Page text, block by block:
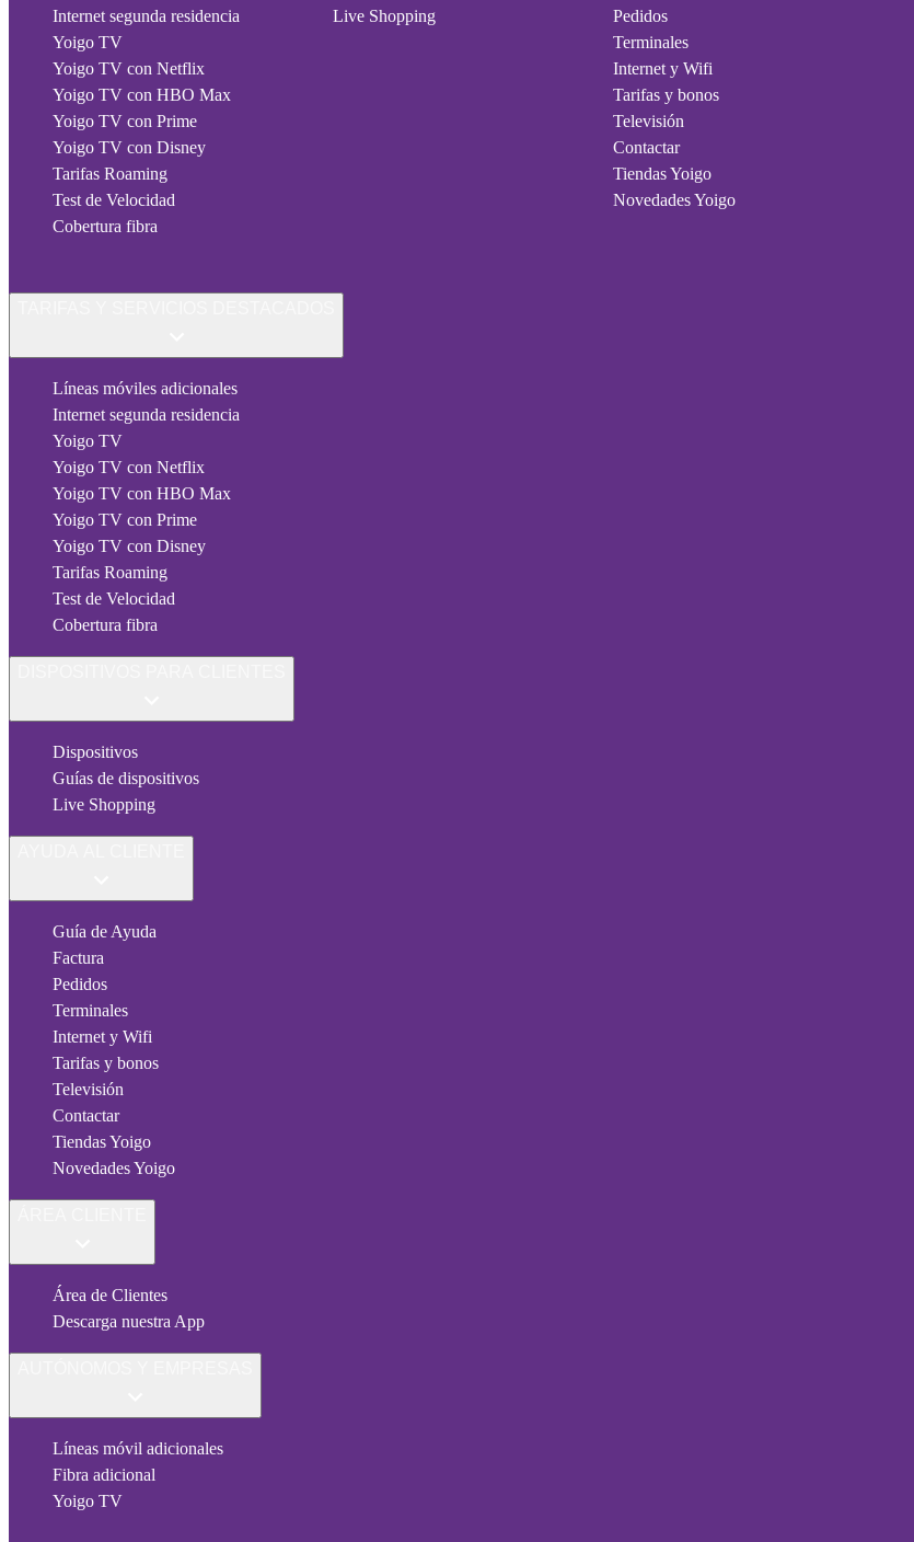
Internet segunda residencia
Yoigo TV
Yoigo TV con Netflix
Yoigo TV con HBO Max
Yoigo TV con Prime
Yoigo TV con Disney
Tarifas Roaming
Test de Velocidad
Cobertura fibra
Live Shopping
Pedidos
Terminales
Internet y Wifi
Tarifas y bonos
Televisión
Contactar
Tiendas Yoigo
Novedades Yoigo
Líneas móviles adicionales
Internet segunda residencia
Yoigo TV
Yoigo TV con Netflix
Yoigo TV con HBO Max
Yoigo TV con Prime
Yoigo TV con Disney
Tarifas Roaming
Test de Velocidad
Cobertura fibra
Dispositivos
Guías de dispositivos
Live Shopping
Guía de Ayuda
Factura
Pedidos
Terminales
Internet y Wifi
Tarifas y bonos
Televisión
Contactar
Tiendas Yoigo
Novedades Yoigo
Área de Clientes
Descarga nuestra App
Líneas móvil adicionales
Fibra adicional
Yoigo TV